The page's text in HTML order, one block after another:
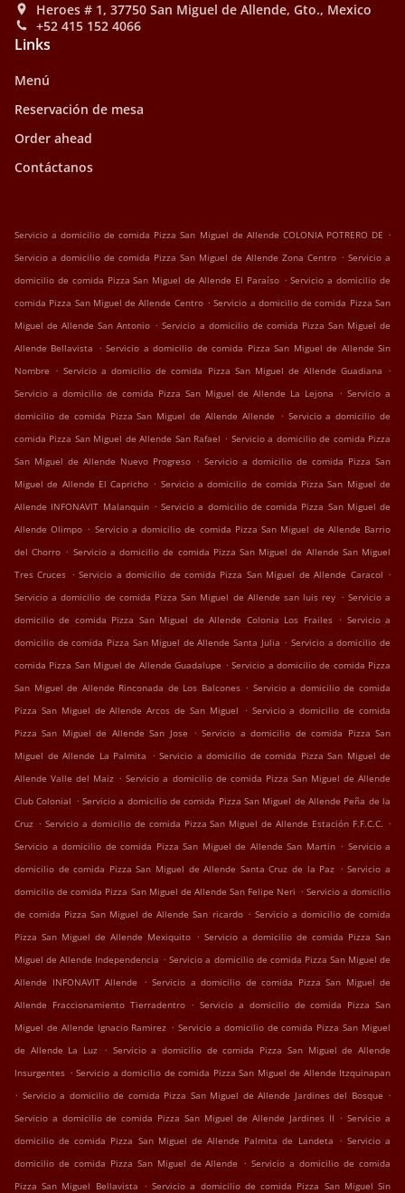
Heroes # 1, 37750 San Miguel de Allende, Gto., Mexico
+52 415 152 4066
Links
Menú
Reservación de mesa
Order ahead
Contáctanos
Servicio a domicilio de comida Pizza San Miguel de Allende COLONIA POTRERO DE .
Servicio a domicilio de comida Pizza San Miguel de Allende Zona Centro . Servicio a
domicilio de comida Pizza San Miguel de Allende El Paraíso . Servicio a domicilio de
comida Pizza San Miguel de Allende Centro . Servicio a domicilio de comida Pizza San
Miguel de Allende San Antonio . Servicio a domicilio de comida Pizza San Miguel de
Allende Bellavista . Servicio a domicilio de comida Pizza San Miguel de Allende Sin
Nombre . Servicio a domicilio de comida Pizza San Miguel de Allende Guadiana .
Servicio a domicilio de comida Pizza San Miguel de Allende La Lejona . Servicio a
domicilio de comida Pizza San Miguel de Allende Allende . Servicio a domicilio de
comida Pizza San Miguel de Allende San Rafael . Servicio a domicilio de comida Pizza
San Miguel de Allende Nuevo Progreso . Servicio a domicilio de comida Pizza San
Miguel de Allende El Capricho . Servicio a domicilio de comida Pizza San Miguel de
Allende INFONAVIT Malanquin . Servicio a domicilio de comida Pizza San Miguel de
Allende Olimpo . Servicio a domicilio de comida Pizza San Miguel de Allende Barrio
del Chorro . Servicio a domicilio de comida Pizza San Miguel de Allende San Miguel
Tres Cruces . Servicio a domicilio de comida Pizza San Miguel de Allende Caracol .
Servicio a domicilio de comida Pizza San Miguel de Allende san luis rey . Servicio a
domicilio de comida Pizza San Miguel de Allende Colonia Los Frailes . Servicio a
domicilio de comida Pizza San Miguel de Allende Santa Julia . Servicio a domicilio de
comida Pizza San Miguel de Allende Guadalupe . Servicio a domicilio de comida Pizza
San Miguel de Allende Rinconada de Los Balcones . Servicio a domicilio de comida
Pizza San Miguel de Allende Arcos de San Miguel . Servicio a domicilio de comida
Pizza San Miguel de Allende San Jose . Servicio a domicilio de comida Pizza San
Miguel de Allende La Palmita . Servicio a domicilio de comida Pizza San Miguel de
Allende Valle del Maiz . Servicio a domicilio de comida Pizza San Miguel de Allende
Club Colonial . Servicio a domicilio de comida Pizza San Miguel de Allende Peña de la
Cruz . Servicio a domicilio de comida Pizza San Miguel de Allende Estación F.F.C.C. .
Servicio a domicilio de comida Pizza San Miguel de Allende San Martin . Servicio a
domicilio de comida Pizza San Miguel de Allende Santa Cruz de la Paz . Servicio a
domicilio de comida Pizza San Miguel de Allende San Felipe Neri . Servicio a domicilio
de comida Pizza San Miguel de Allende San ricardo . Servicio a domicilio de comida
Pizza San Miguel de Allende Mexiquito . Servicio a domicilio de comida Pizza San
Miguel de Allende Independencia . Servicio a domicilio de comida Pizza San Miguel de
Allende INFONAVIT Allende
. Servicio a domicilio de comida Pizza San Miguel de
Allende Fraccionamiento Tierradentro . Servicio a domicilio de comida Pizza San
Miguel de Allende Ignacio Ramirez . Servicio a domicilio de comida Pizza San Miguel
de Allende La Luz . Servicio a domicilio de comida Pizza San Miguel de Allende
Insurgentes . Servicio a domicilio de comida Pizza San Miguel de Allende Itzquinapan
. Servicio a domicilio de comida Pizza San Miguel de Allende Jardines del Bosque .
Servicio a domicilio de comida Pizza San Miguel de Allende Jardines II . Servicio a
domicilio de comida Pizza San Miguel de Allende Palmita de Landeta . Servicio a
domicilio de comida Pizza San Miguel de Allende
. Servicio a domicilio de comida
Pizza San Miguel Bellavista . Servicio a domicilio de comida Pizza San Miguel Sin